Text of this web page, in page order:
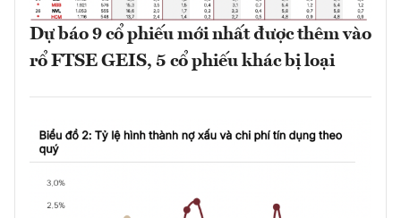
Dự báo 9 cổ phiếu mới nhất được thêm vào
rổ FTSE GEIS, 5 cổ phiếu khác bị loại